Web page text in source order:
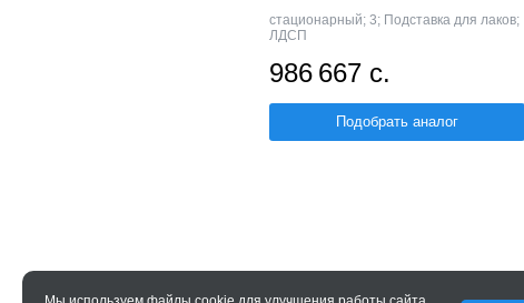
стационарный; 3; Подставка для лаков;
ЛДСП
986 667 с.
Подобрать аналог